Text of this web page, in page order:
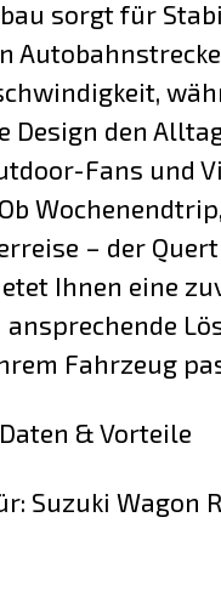
sorgt für
Design den
Fans und
– der
Ihnen eine
Fahrzeug
& Vorteile
Suzuki Wagon